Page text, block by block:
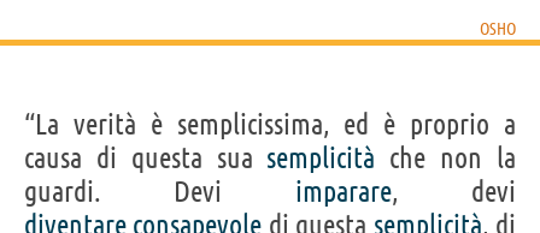
OSHO
“La verità è semplicissima, ed è proprio a
causa di questa sua semplicità che non la
guardi. Devi imparare, devi
diventare consapevole di questa semplicità, di